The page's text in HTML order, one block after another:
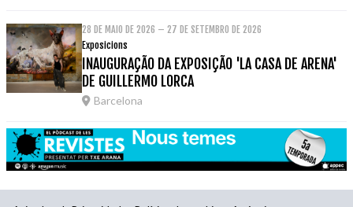
28 DE MAIO DE 2026 – 27 DE SETEMBRO DE 2026
Exposicions
INAUGURAÇÃO DA EXPOSIÇÃO 'LA CASA DE ARENA'
DE GUILLERMO LORCA
Barcelona